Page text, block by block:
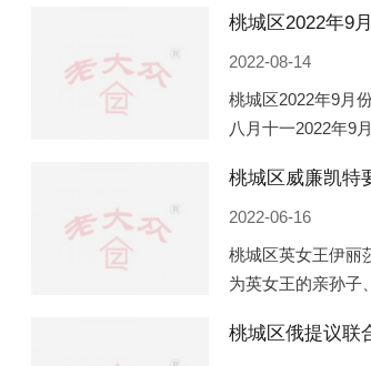
2022-08-14
桃城区2022年9月
八月十一2022年9
桃城区威廉凯特
2022-06-16
桃城区英女王伊丽
为英女王的亲孙子
是位于伦敦的肯辛
桃城区俄提议联